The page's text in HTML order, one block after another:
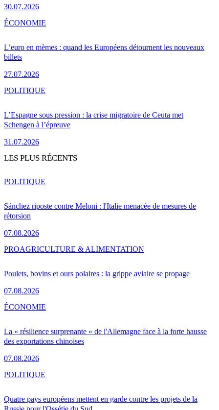
30.07.2026
L’euro en mèmes : quand les Européens détournent les nouveaux
billets
27.07.2026
ÉCONOMIE
L’Espagne sous pression : la crise migratoire de Ceuta met
Schengen à l’épreuve
31.07.2026
POLITIQUE
LES PLUS RÉCENTS
Sánchez riposte contre Meloni : l'Italie menacée de mesures de
rétorsion
07.08.2026
POLITIQUE
Poulets, bovins et ours polaires : la grippe aviaire se propage
07.08.2026
PROAGRICULTURE & ALIMENTATION
La « résilience surprenante » de l'Allemagne face à la forte hausse
des exportations chinoises
07.08.2026
ÉCONOMIE
Quatre pays européens mettent en garde contre les projets de la
POLITIQUE